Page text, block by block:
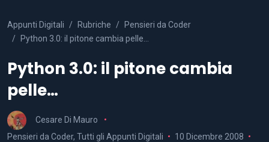
Appunti Digitali Rubriche
Pensieri da Coder
Python 3.0: il pitone cambia pelle…
Python 3.0: il pitone cambia
pelle…
Cesare Di Mauro
Pensieri da Coder, Tutti gli Appunti Digitali
10 Dicembre 2008